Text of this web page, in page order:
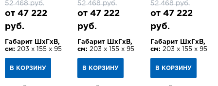
52 468 руб.
от 47 222
руб.
Габарит ШхГхВ,
см: 203 х 155 х 95
В КОРЗИНУ
52 468 руб.
от 47 222
руб.
Габарит ШхГхВ,
см: 203 х 155 х 95
В КОРЗИНУ
52 468 руб.
от 47 222
руб.
Габарит ШхГхВ,
см: 203 х 155 х 95
В КОРЗИНУ